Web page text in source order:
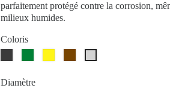
parfaitement protégé contre la corrosion,
milieux humides.
Coloris
Diamètre